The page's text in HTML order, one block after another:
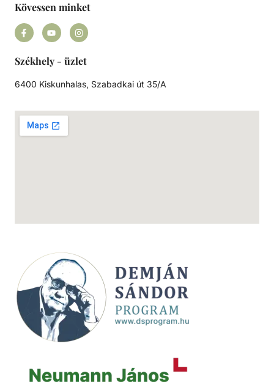
Kövessen minket
Székhely - üzlet
6400 Kiskunhalas, Szabadkai út 35/A